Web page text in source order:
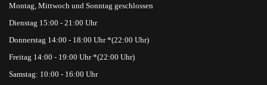
Montag, Mittwoch und Sonntag geschlossen
Dienstag 15:00 - 21:00 Uhr
Donnerstag 14:00 - 18:00 Uhr *(22:00 Uhr)
Freitag 14:00 - 19:00 Uhr *(22:00 Uhr)
Samstag: 10:00 - 16:00 Uhr